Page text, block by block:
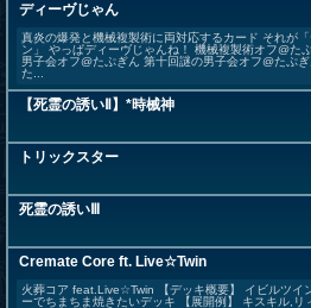
ディーヴじゃん
真炎の爆発と機械複製術に両対応するカード それが
ン」 やっぱディーヴじゃんね！ 機械複製術オフ@た
男子会オフ@たぷぎん 第十回謎の男子会オフ@たぷ
た...
【死霊の誘いⅡ】*時械神
トリックスター
死霊の誘いⅢ
Cremate Core ft. Live☆Twin
火葬コア feat.Live☆Twin 【デッキ概要】 イビルツイ
ーでちまちま焼きたいデッキ 【展開例】 キスキル,リ